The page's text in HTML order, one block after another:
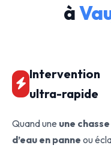
à
Intervention
ultra-rapide
Quand une une chasse
d’eau en panne ou